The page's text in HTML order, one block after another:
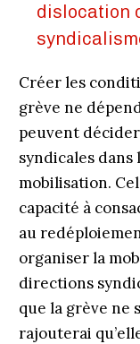
dislocation
Créer les
grève ne
peuvent
syndicales
mobilisation.
capacité à
au
organiser la
directions
que la grève ne
rajouterai